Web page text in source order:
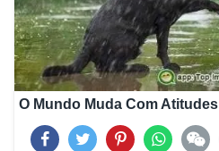
O Mundo Muda Com Atitudes